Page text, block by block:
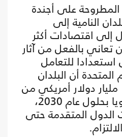
على أجندة
النامية إلى
إلى اقتصادات أكثر
تعاني بالفعل من آثار
للتعامل
أن البلدان
النامية تحتاج إلى 100 مليار دولار أمريكي من
التمويل المناخي سنويا بحلول عام 2030،
المتقدمة حتى